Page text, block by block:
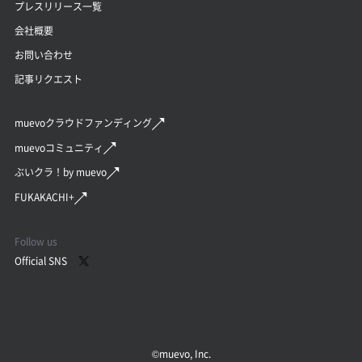
プレスリリース一覧
会社概要
お問い合わせ
記事リクエスト
muevoクラウドファンディング
muevoコミュニティ
ぶいクラ！by muevo
FUKAKACHI+
Follow us
Official SNS
©︎muevo, Inc.